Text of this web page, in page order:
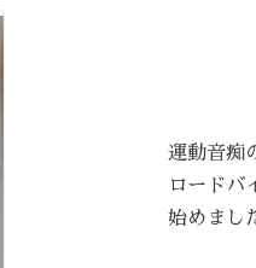
運動音痴
ロードバ
始めまし